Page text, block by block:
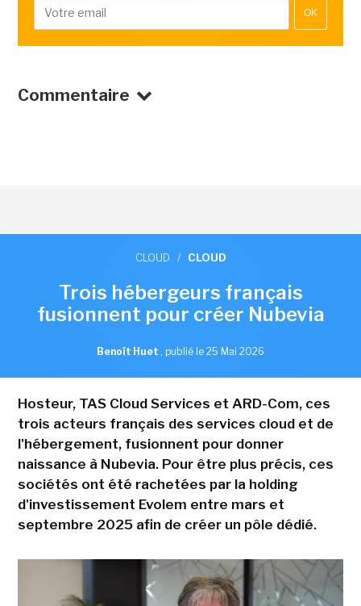
OK
Commentaire
CLOUD / CLOUD
Trois hébergeurs français
fusionnent pour créer Nubevia
Benoît Huet , publié le 25 Mai 2026
Hosteur, TAS Cloud Services et ARD-Com, ces
trois acteurs français des services cloud et de
l'hébergement, fusionnent pour donner
naissance à Nubevia. Pour être plus précis, ces
sociétés ont été rachetées par la holding
d'investissement Evolem entre mars et
septembre 2025 afin de créer un pôle dédié.